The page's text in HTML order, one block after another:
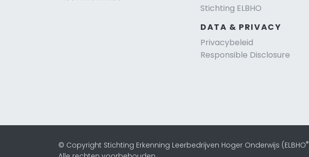
Stichting ELBHO
DATA & PRIVACY
Privacybeleid
Responsible Disclosure
© Copyright Stichting Erkenning Leerbedrijven Hoger Onderwijs (ELBHO®